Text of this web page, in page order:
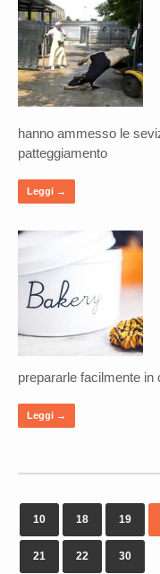
hanno ammesso le
patteggiamento
Leggi →
prepararle facilmente
Leggi →
10 18 19
21 22 30